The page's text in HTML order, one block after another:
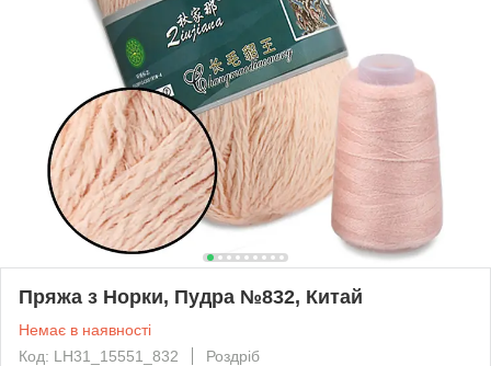
Пряжа з Норки, Пудра №832, Китай
Немає в наявності
Код: LH31_15551_832
Роздріб